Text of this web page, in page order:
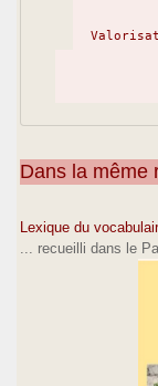
Dans la même
Lexique du
... recueilli dans le